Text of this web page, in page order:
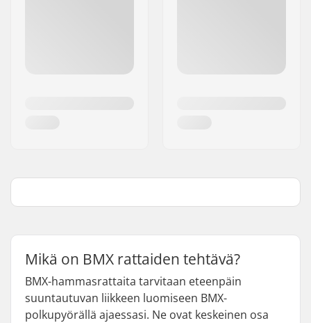
Mikä on BMX rattaiden tehtävä?
BMX-hammasrattaita tarvitaan eteenpäin
suuntautuvan liikkeen luomiseen BMX-
polkupyörällä ajaessasi. Ne ovat keskeinen osa